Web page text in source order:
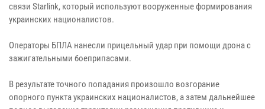
связи Starlink, который используют вооруженные формирования
украинских националистов.
Операторы БПЛА нанесли прицельный удар при помощи дрона с
зажигательными боеприпасами.
В результате точного попадания произошло возгорание
опорного пункта украинских националистов, а затем дальнейшее